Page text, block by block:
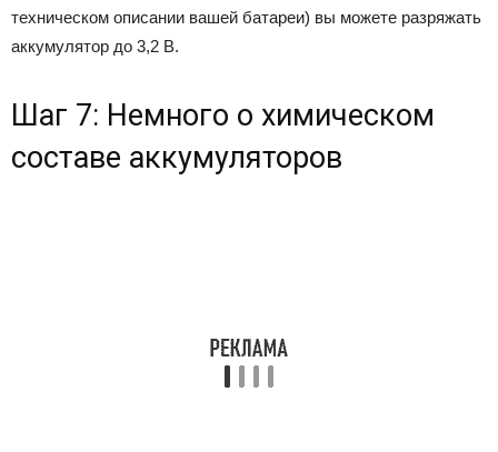
техническом описании вашей батареи) вы можете разряжать
аккумулятор до 3,2 В.
Шаг 7: Немного о химическом
составе аккумуляторов